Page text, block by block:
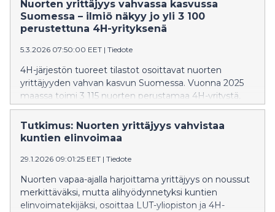
yritystoimintaa ansiokkaasti toteuttaneita nuoria eri
puolilta Suomea.
Nuorten yrittäjyys vahvassa kasvussa
Suomessa – ilmiö näkyy jo yli 3 100
perustettuna 4H-yrityksenä
5.3.2026 07:50:00 EET | Tiedote
4H-järjestön tuoreet tilastot osoittavat nuorten
yrittäjyyden vahvan kasvun Suomessa. Vuonna 2025
maassa toimi 3 115 nuorten perustamaa 4H-yritystä,
mikä on 58 prosenttia enemmän kuin vuonna 2021.
Yritysten yhteenlaskettu liikevaihto on
noussut 5,34 miljoonaan euroon. Kasvun taustalla
selkeä asennemuutos: yhä useampi haluaa työllistää
itse itsensä.
Tutkimus: Nuorten yrittäjyys vahvistaa
kuntien elinvoimaa
29.1.2026 09:01:25 EET | Tiedote
Nuorten vapaa-ajalla harjoittama yrittäjyys on noussut
merkittäväksi, mutta alihyödynnetyksi kuntien
elinvoimatekijäksi, osoittaa LUT-yliopiston ja 4H-